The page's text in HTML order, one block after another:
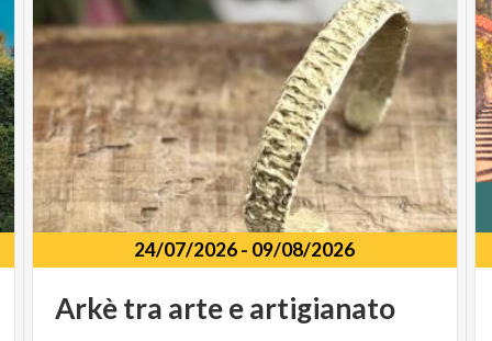
24/07/2026- 09/08/2026
Arkètra arteeartigianato